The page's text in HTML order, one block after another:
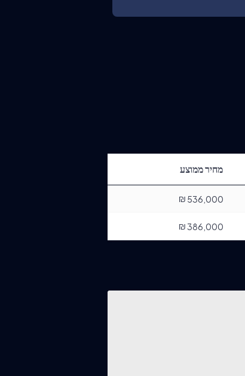
מחיר ממוצע
₪ 536,000
₪386,000